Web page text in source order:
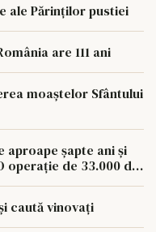
ale Părinților pustiei
are 111 ani
moaștelor Sfântului
aproape șapte ani și
operație de 33.000 de
caută vinovați